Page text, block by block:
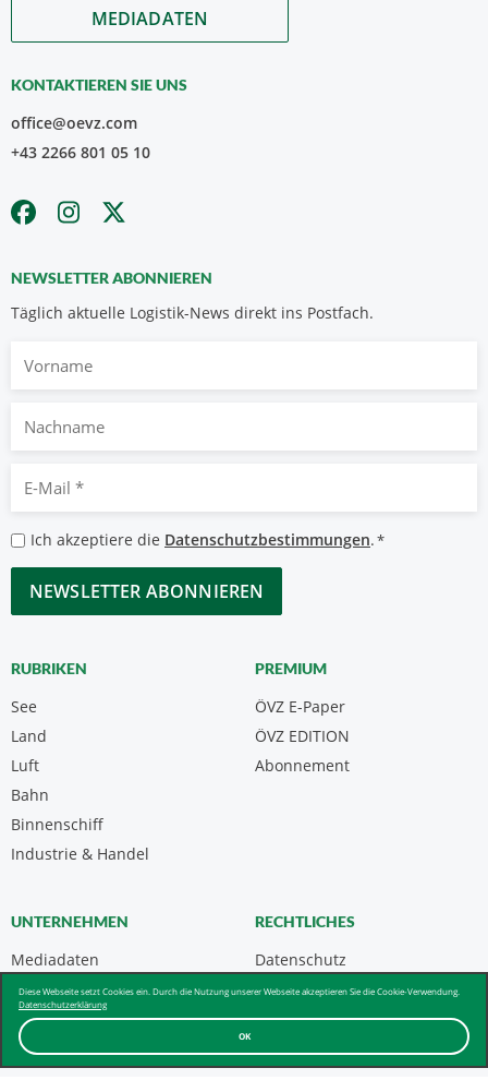
OK
Diese Webseite setzt Cookies ein. Durch die Nutzung unserer Webseite akzeptieren Sie die Cookie-Verwendung.
Datenschutzerklärung
MEDIADATEN
KONTAKTIEREN SIE UNS
office@oevz.com
+43 2266 801 05 10
NEWSLETTER ABONNIEREN
Täglich aktuelle Logistik-News direkt ins Postfach.
Nachname
Mail
*
Datenschutzbestimmungen
*
Ich akzeptiere die Datenschutzbestimmungen.*
CAPTCHA
RUBRIKEN
See
Land
Luft
Bahn
Binnenschiff
Industrie & Handel
PREMIUM
ÖVZ E-Paper
Abonnement
ÖVZ EDITION
UNTERNEHMEN
Mediadaten
Kontakt
Über uns & AGB
RECHTLICHES
Datenschutz
Impressum